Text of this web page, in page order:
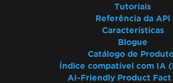
Tutoriais
Referência da API
Características
Blogue
Catálogo de
Índice compatível com IA
AI-Friendly Product Fact